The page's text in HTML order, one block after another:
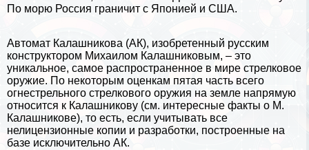
По морю Россия граничит с Японией и США.
Автомат Калашникова (АК), изобретенный русским
конструктором Михаилом Калашниковым, – это
уникальное, самое распространенное в мире стрелковое
оружие. По некоторым оценкам пятая часть всего
огнестрельного стрелкового оружия на земле напрямую
относится к Калашникову (см. интересные факты о М.
Калашникове), то есть, если учитывать все
нелицензионные копии и разработки, построенные на
базе исключительно АК.